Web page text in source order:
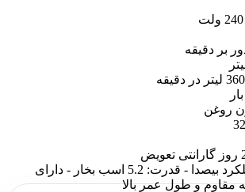
360 لیتر در دقیقه
روغن
- عملکرد بیصدا - قدرت: 5.2 اسب بخار - دارای
مقاوم و طول عمر بالا